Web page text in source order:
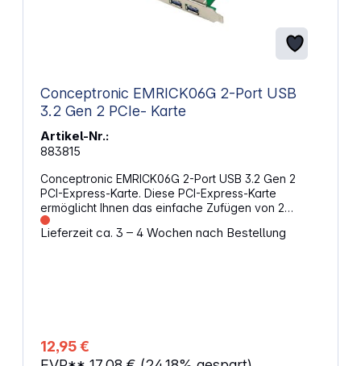
Conceptronic EMRICK06G 2-Port USB
3.2 Gen 2 PCIe- Karte
Artikel-Nr.:
883815
Conceptronic EMRICK06G 2-Port USB 3.2 Gen 2
PCI-Express-Karte. Diese PCI-Express-Karte
ermöglicht Ihnen das einfache Zufügen von 2
zusätzlichen SuperSpeed-USB 3.2 Gen 2-Ports zu
Ihrem Desktop-Computer. Sie hat eine maximale
die beigefügten Treiber und Sie sind startklar.
Eigenschaften: Abmessungen: 61 x 65 x 20 mm Fügt
Lieferzeit ca. 3 – 4 Wochen nach Bestellung
12,95 €